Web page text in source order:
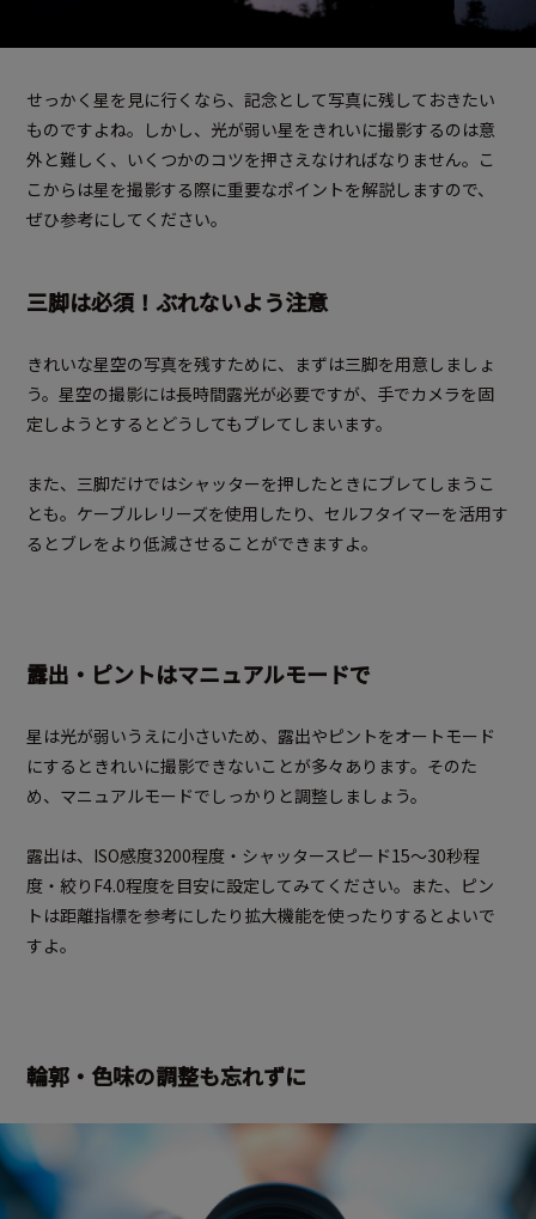
せっかく星を見に行くなら、記念として写真に残しておきたい
ものですよね。しかし、光が弱い星をきれいに撮影するのは意
外と難しく、いくつかのコツを押さえなければなりません。こ
こからは星を撮影する際に重要なポイントを解説しますので、
ぜひ参考にしてください。
三脚は必須！ぶれないよう注意
きれいな星空の写真を残すために、まずは三脚を用意しましょ
う。星空の撮影には長時間露光が必要ですが、手でカメラを固
定しようとするとどうしてもブレてしまいます。
また、三脚だけではシャッターを押したときにブレてしまうこ
とも。ケーブルレリーズを使用したり、セルフタイマーを活用す
るとブレをより低減させることができますよ。
露出・ピントはマニュアルモードで
星は光が弱いうえに小さいため、露出やピントをオートモード
にするときれいに撮影できないことが多々あります。そのた
め、マニュアルモードでしっかりと調整しましょう。
露出は、ISO感度3200程度・シャッタースピード15～30秒程
度・絞りF4.0程度を目安に設定してみてください。また、ピン
トは距離指標を参考にしたり拡大機能を使ったりするとよいで
すよ。
輪郭・色味の調整も忘れずに